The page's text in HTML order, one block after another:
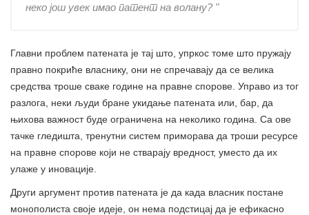
неко још увек имао патент на волану? "
Главни проблем патената је тај што, упркос томе што пружају
правно покриће власнику, они не спречавају да се велика
средства троше сваке године на правне спорове. Управо из тог
разлога, неки људи бране укидање патената или, бар, да
њихова важност буде ограничена на неколико година. Са ове
тачке гледишта, тренутни систем приморава да троши ресурсе
на правне спорове који не стварају вредност, уместо да их
улаже у иновације.
Други аргумент против патената је да када власник постане
монополиста своје идеје, он нема подстицај да је ефикасно